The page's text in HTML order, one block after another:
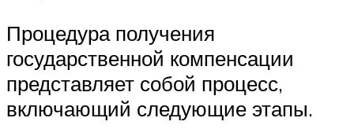
Процедура получения
государственной компенсации
представляет собой процесс,
включающий следующие этапы.